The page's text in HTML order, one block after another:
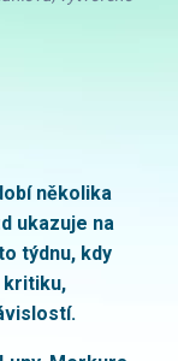
několika
ukazuje na
týdnu, kdy
kritiku,